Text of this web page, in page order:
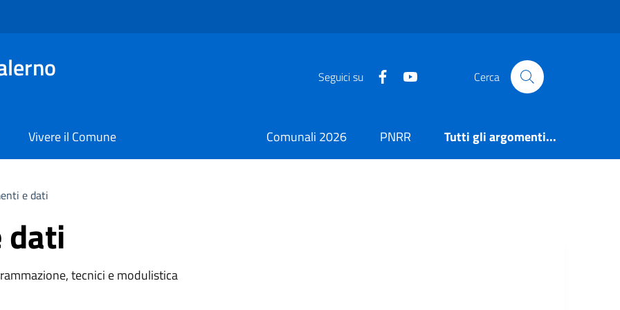
Seguici su https://it-it.facebook.com/ComuneSalerno
https://www.youtube.com/user/
Cerca
Vivere il Comune Comunali 2026 PNRR Tutti gli argomenti...
e dati
dati
tecnici e modulistica